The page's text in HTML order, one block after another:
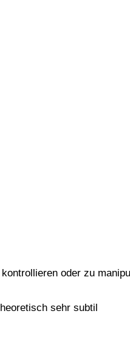
oder zu
sehr subtil